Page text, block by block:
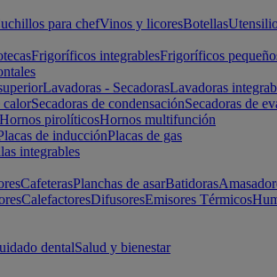
para chefVinos y licoresBotellas
Frigoríficos integrablesFrigoríficos
Lavadoras - SecadorasLavadoras
calorSecadoras de condensaciónSecadoras de
Hornos pirolíticosHornos multifunción
de inducciónPlacas de gas
integrables
CafeterasPlanchas de asarBatidoras
CalefactoresDifusoresEmisores Térmicos
dentalSalud y bienestar